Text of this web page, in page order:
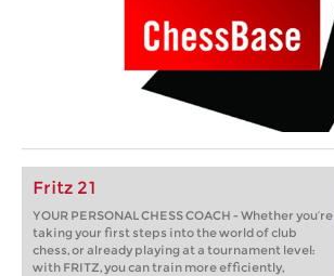
Fritz 21
YOUR PERSONAL CHESS COACH - Whether you’re
taking your first steps into the world of club
chess, or already playing at a tournament level:
with FRITZ, you can train more efficiently,